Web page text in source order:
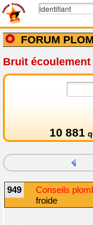
FORUM
Bruit
10 881
949 Conseils
froide